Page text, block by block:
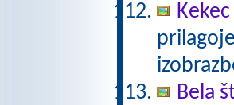
Kekec
Bela